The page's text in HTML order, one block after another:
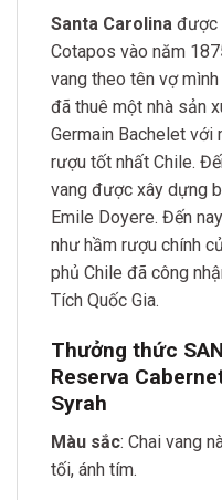
Santa Carolina được
Cotapos vào năm
vang theo tên vợ
đã thuê một nhà sản
Germain Bachelet với
rượu tốt nhất Chile.
vang được xây dựng
Emile Doyere. Đến
như hầm rượu chính
phủ Chile đã công
Tích Quốc Gia.
Thưởng thức
Reserva
Syrah
Màu sắc: Chai vang
tối, ánh tím.